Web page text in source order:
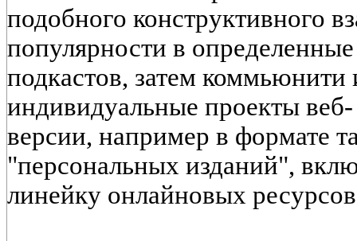
подобного конструктивного
популярности в
подкастов, затем
индивидуальные проекты
версии, например в формате
"персональных изданий",
линейку онлайновых